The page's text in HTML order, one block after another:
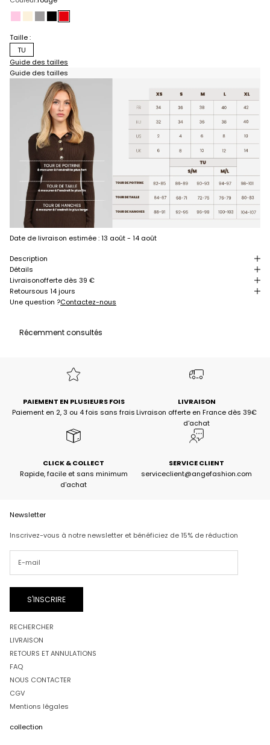
candy
ecrugris chiné
noirrouge
Taille :
TU
Guide des tailles
Guide des tailles
Date de livraison estimée :13 août - 14 août
Description
Détails
Livraisonofferte dès 39 €
Retoursous 14 jours
Une question ?Contactez-nous
Récemment consultés
PAIEMENT EN PLUSIEURS FOIS
Paiement en 2, 3 ou 4 fois sans frais
LIVRAISON
Livraison offerte en France dès 39€
d'achat
CLICK & COLLECT
Rapide, facile et sans minimum
d'achat
SERVICE CLIENT
serviceclient@angefashion.com
Newsletter
Inscrivez-vous à notre newsletter et bénéficiez de 15% de réduction
S'INSCRIRE
RECHERCHER
LIVRAISON
RETOURS ET ANNULATIONS
FAQ
NOUS CONTACTER
CGV
Mentions légales
collection